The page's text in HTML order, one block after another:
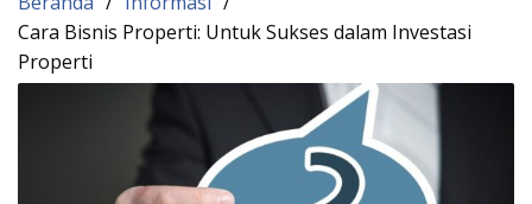
Cara Bisnis Properti: Untuk Sukses dalam Investasi
Properti